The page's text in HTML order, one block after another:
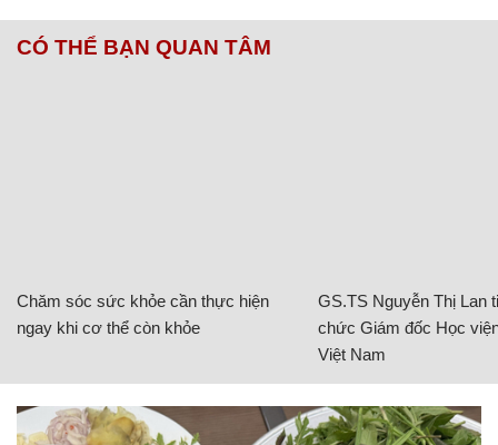
CÓ THỂ BẠN QUAN TÂM
Chăm sóc sức khỏe cần thực hiện
ngay khi cơ thể còn khỏe
GS.TS Nguyễn Thị Lan
chức Giám đốc Học
Việt Nam